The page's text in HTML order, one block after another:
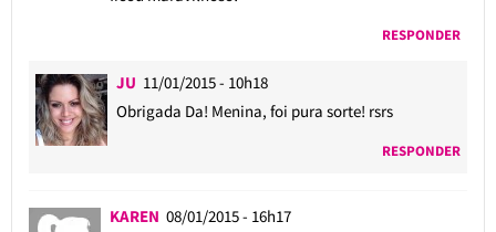
RESPONDER
JU 11/01/2015 - 10h18
Obrigada Da! Menina, foi pura sorte! rsrs
RESPONDER
KAREN 08/01/2015 - 16h17